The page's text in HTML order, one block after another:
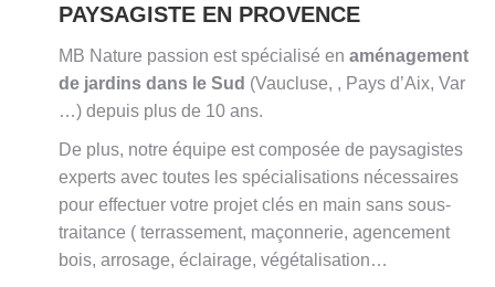
PAYSAGISTE EN PROVENCE
MB Nature passion est spécialisé en aménagement
de jardins dans le Sud (Vaucluse, , Pays d’Aix, Var
…) depuis plus de 10 ans.
De plus, notre équipe est composée de paysagistes
experts avec toutes les spécialisations nécessaires
pour effectuer votre projet clés en main sans sous-
traitance ( terrassement, maçonnerie, agencement
bois, arrosage, éclairage, végétalisation…